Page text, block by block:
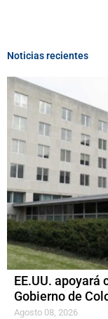
Noticias recientes
EE.UU.
Gobierno de
Agosto 08, 2026